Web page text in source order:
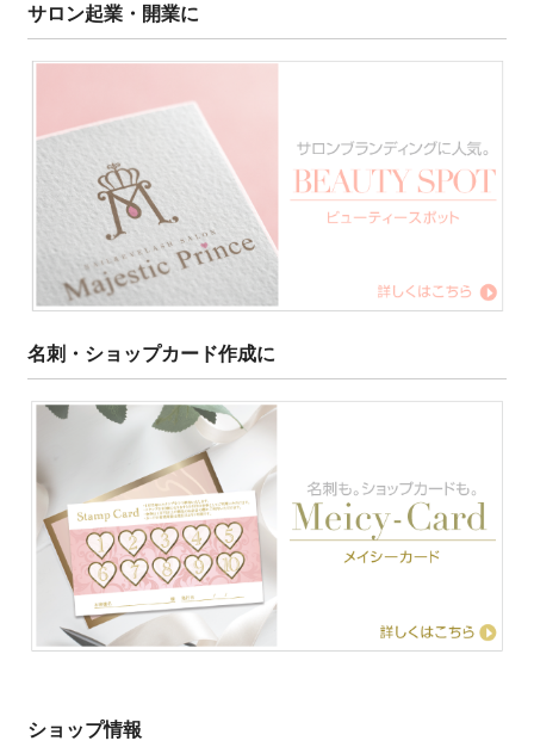
サロン起業・開業に
名刺・ショップカード作成に
ショップ情報